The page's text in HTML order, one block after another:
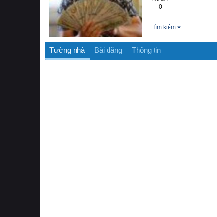
0
Tìm kiếm
Tường nhà Bài đăng Thông tin